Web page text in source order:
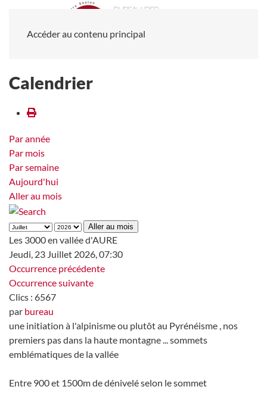
Accéder au contenu principal
Calendrier
Par année
Par mois
Par semaine
Aujourd'hui
Aller au mois
Aller au mois
Les 3000 en vallée d'AURE
Jeudi, 23 Juillet 2026, 07:30
Occurrence précédente
Occurrence suivante
Clics : 6567
par bureau
une initiation à l'alpinisme ou plutôt au Pyrénéisme , nos
premiers pas dans la haute montagne ... sommets
emblématiques de la vallée
Entre 900 et 1500m de dénivelé selon le sommet